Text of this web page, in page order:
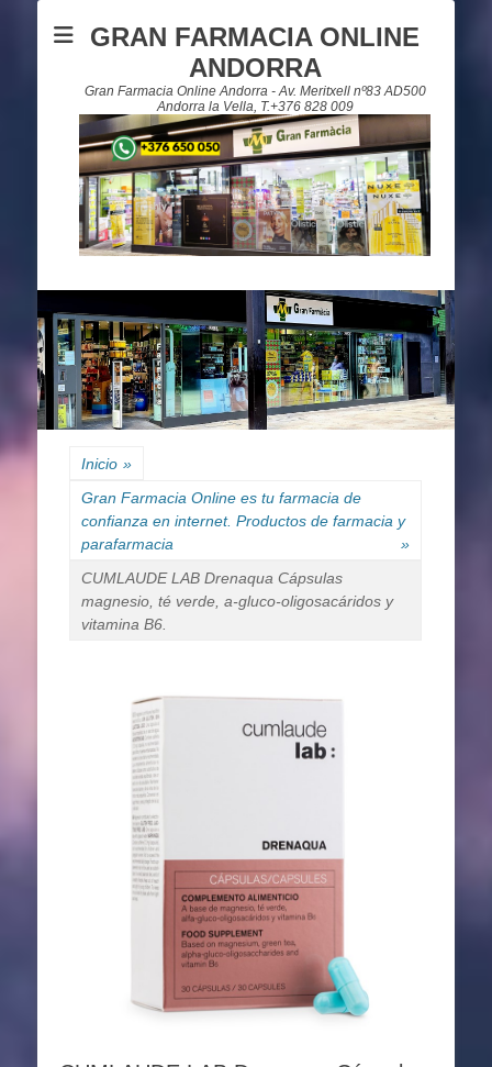
GRAN FARMACIA ONLINE
ANDORRA
Gran Farmacia Online Andorra - Av. Meritxell nº83 AD500
Andorra la Vella, T.+376 828 009
Inicio »
Gran Farmacia Online es tu farmacia de
confianza en internet. Productos de farmacia y
parafarmacia
»
CUMLAUDE LAB Drenaqua Cápsulas
magnesio, té verde, a-gluco-oligosacáridos y
vitamina B6.